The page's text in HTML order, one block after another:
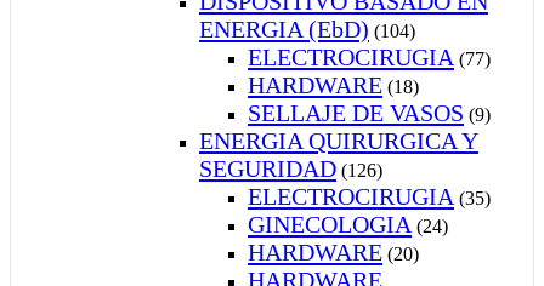
ENERGIA (EbD) (104)
ELECTROCIRUGIA (77)
HARDWARE (18)
SELLAJE DE VASOS (9)
ENERGIA QUIRURGICA Y
SEGURIDAD (126)
ELECTROCIRUGIA (35)
GINECOLOGIA (24)
HARDWARE (20)
HARDWARE